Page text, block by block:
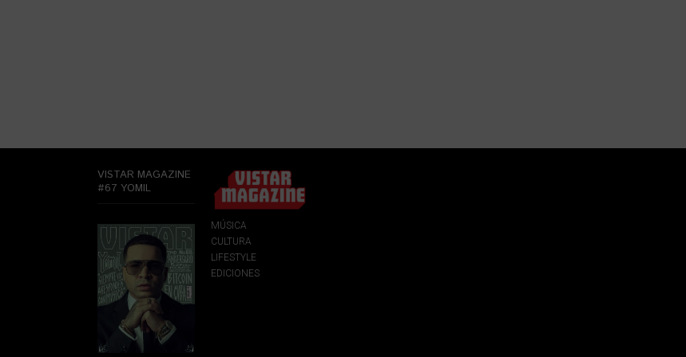
VISTAR MAGAZINE
#67 YOMIL
MÚSICA
CULTURA
LIFESTYLE
EDICIONES